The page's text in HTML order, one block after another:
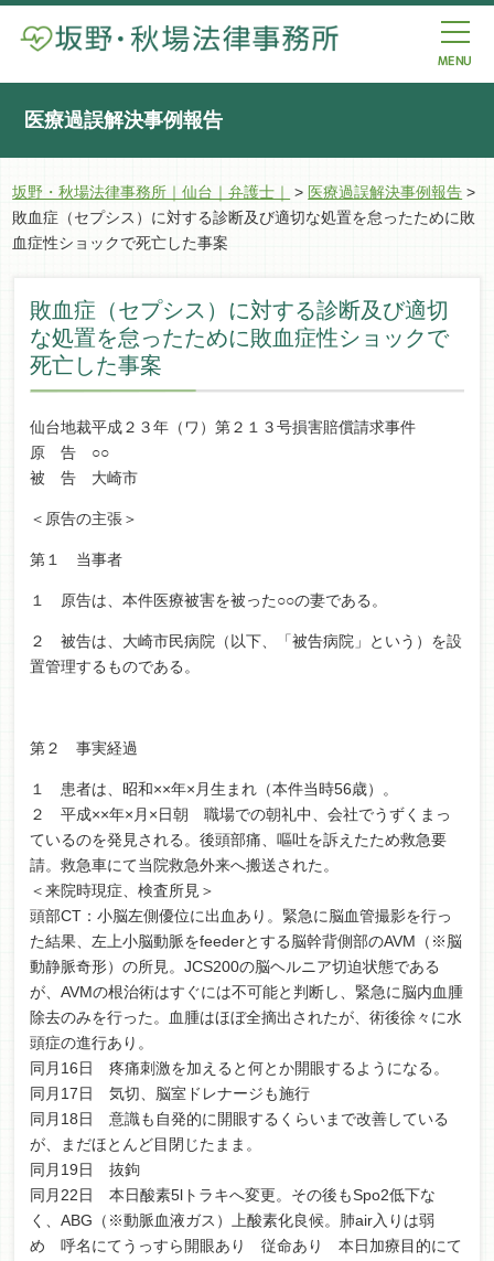
医療過誤解決事例報告
坂野・秋場法律事務所｜仙台｜弁護士｜ > 医療過誤解決事例報告 >
敗血症（セプシス）に対する診断及び適切な処置を怠ったために敗
血症性ショックで死亡した事案
敗血症（セプシス）に対する診断及び適切
な処置を怠ったために敗血症性ショックで
死亡した事案
仙台地裁平成２３年（ワ）第２１３号損害賠償請求事件
原 告 ○○
被 告 大崎市
＜原告の主張＞
第１ 当事者
１ 原告は、本件医療被害を被った○○の妻である。
２ 被告は、大崎市民病院（以下、「被告病院」という）を設
置管理するものである。
第２ 事実経過
１ 患者は、昭和××年×月生まれ（本件当時56歳）。
２ 平成××年×月×日朝 職場での朝礼中、会社でうずくまっ
ているのを発見される。後頭部痛、嘔吐を訴えたため救急要
請。救急車にて当院救急外来へ搬送された。
＜来院時現症、検査所見＞
頭部CT：小脳左側優位に出血あり。緊急に脳血管撮影を行っ
た結果、左上小脳動脈をfeederとする脳幹背側部のAVM（※脳
動静脈奇形）の所見。JCS200の脳ヘルニア切迫状態である
が、AVMの根治術はすぐには不可能と判断し、緊急に脳内血腫
除去のみを行った。血腫はほぼ全摘出されたが、術後徐々に水
頭症の進行あり。
同月16日 疼痛刺激を加えると何とか開眼するようになる。
同月17日 気切、脳室ドレナージも施行
同月18日 意識も自発的に開眼するくらいまで改善している
が、まだほとんど目閉じたまま。
同月19日 抜鉤
同月22日 本日酸素5lトラキへ変更。その後もSpo2低下な
く、ABG（※動脈血液ガス）上酸素化良候。肺air入りは弱
め 呼名にてうっすら開眼あり 従命あり 本日加療目的にて